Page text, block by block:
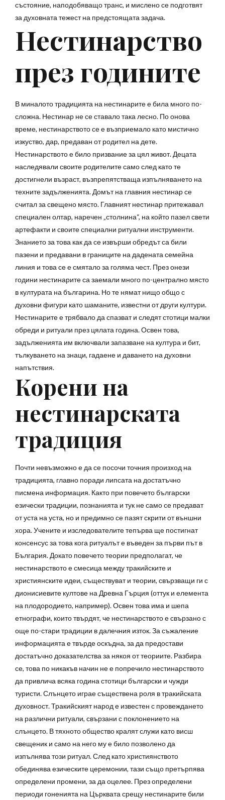
състояние, наподобяващо транс, и мислено се подготвят
за духовната тежест на предстоящата задача.
Нестинарство
през годините
В миналото традицията на нестинарите е била много по-
сложна. Нестинар не се ставало така лесно. По онова
време, нестинарството се е възприемало като мистично
изкуство, дар, предаван от родител на дете.
Нестинарството е било призвание за цял живот. Децата
наследявали своите родителите само след като те
достигнели възраст, възпрепятстваща изпълняването на
техните задълженията. Домът на главния нестинар се
считал за свещено място. Главният нестинар притежавал
специален олтар, наречен „столнина“, на който пазел свети
артефакти и своите специални ритуални инструменти.
Знанието за това как да се извърши обредът са били
пазени и предавани в границите на дадената семейна
линия и това се е смятало за голяма чест. През онези
години нестинарите са заемали много по-централно място
в културата на българина. Но те нямат нищо общо с
духовни фигури като шаманите, известни от други култури.
Нестинарите е трябвало да спазват и следят стотици малки
обреди и ритуали през цялата година. Освен това,
задълженията им включвали запазване на култура и бит,
тълкуването на знаци, гадаене и даването на духовни
напътствия.
Корени на
нестинарската
традиция
Почти невъзможно е да се посочи точния произход на
традицията, главно поради липсата на достатъчно
писмена информация. Както при повечето български
езически традиции, познанията и тук не само се предават
от уста на уста, но и предимно се пазят скрити от външни
хора. Учените и изследователите тепърва ще постигнат
консенсус за това кога ритуалът е въведен за първи път в
България. Докато повечето теории предполагат, че
нестинарството е смесица между тракийските и
християнските идеи, съществуват и теории, свързващи ги с
дионисиевите култове на Древна Гърция (оттук и елемента
на плодородието, например). Освен това има и шепа
етнографи, които твърдят, че нестинарството е свързано с
още по-стари традиции в далечния изток. За съжаление
информацията е твърде оскъдна, за да предостави
достатъчно доказателства за някоя от теориите. Разбира
се, това по никакъв начин не е попречило нестинарството
да привлича всяка година стотици български и чужди
туристи.Слънцето играе съществена роля в тракийската
духовност. Тракийският народ е известен с провеждането
на различни ритуали, свързани с поклонението на
слънцето. В тяхното общество кралят служи като висш
свещеник и само на него му е било позволено да
изпълнява този ритуал. След като християнството
обединява езическите церемонии, тази също претърпява
определени промени, за да оцелее. През определени
периоди гоненията на Църквата срещу нестинарите били